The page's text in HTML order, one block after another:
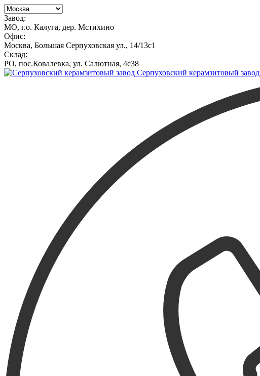
Завод:
МО, г.о. Калуга, дер. Мстихино
Офис:
Москва, Большая Серпуховская ул., 14/13с1
Склад:
РО, пос.Ковалевка, ул. Салютная, 4с38
Серпуховский керамзитовый завод